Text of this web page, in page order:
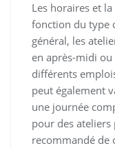
Les horaires et
fonction du type
général, les
en après-midi ou
différents
peut également
une journée
pour des
recommandé de